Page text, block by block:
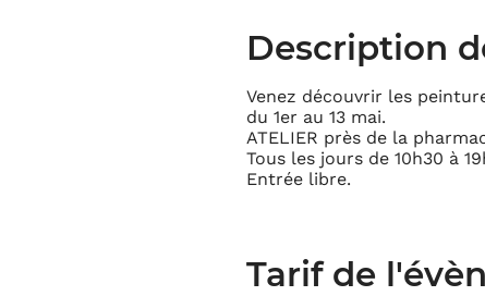
Description
Venez découvrir les
du 1er au 13 mai.
ATELIER près de la
Tous les jours de 10h30 à
Entrée libre.
Tarif de